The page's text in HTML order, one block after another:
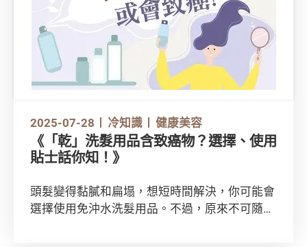
2025-07-28 冷知識 健康美容
《「乾」洗髮用品含致癌物？選擇、使用
貼士話你知！》
頭髮變得黏膩和扁塌，想短時間解決，你可能會
選擇使用免沖水洗髮用品。不過，原來不可隨便